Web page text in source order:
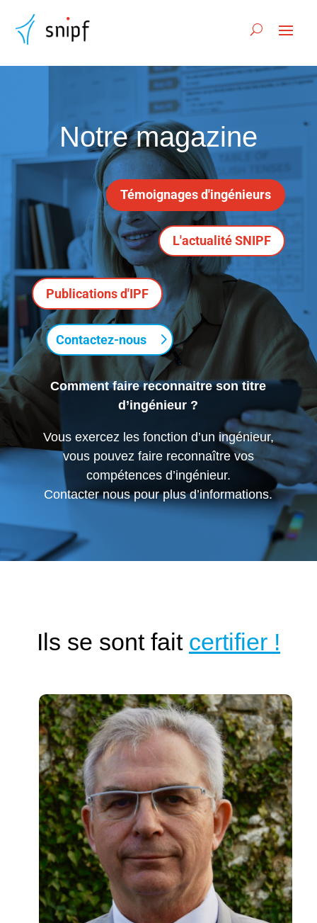
Notre magazine
Témoignages d'ingénieurs
L'actualité SNIPF
Publications d'IPF
Contactez-nous
Comment faire reconnaitre son titre
d’ingénieur ?
Vous exercez les fonction d’un ingénieur,
vous pouvez faire reconnaître vos
compétences d’ingénieur.
Contacter nous pour plus d’informations.
Ils se sont fait certifier !